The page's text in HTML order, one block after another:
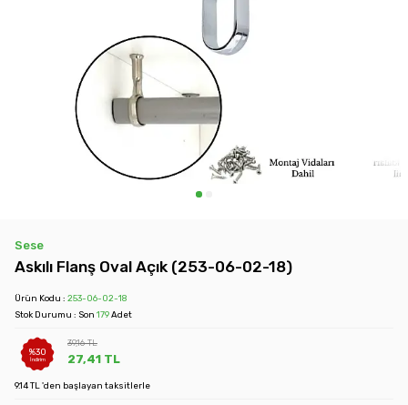
Sese
Askılı Flanş Oval Açık (253-06-02-18)
Ürün Kodu : 253-06-02-18
Stok Durumu : Son 179Adet
%30
İndirim
39,16TL
27,41 TL
9.14 TL 'den başlayan taksitlerle